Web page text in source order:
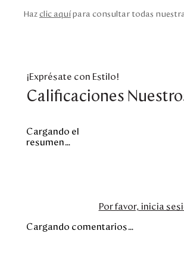
Haz clic aquí para consultar todas
¡Exprésate con Estilo!
Calificaciones
Cargando el
resumen…
Por favor, inicia
Cargando comentarios…